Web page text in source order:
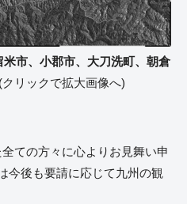
市、小郡市、大刀洗町、朝倉
(クリックで拡大画像へ)
ての方々に心よりお見舞い申
今後も要請に応じて九州の観